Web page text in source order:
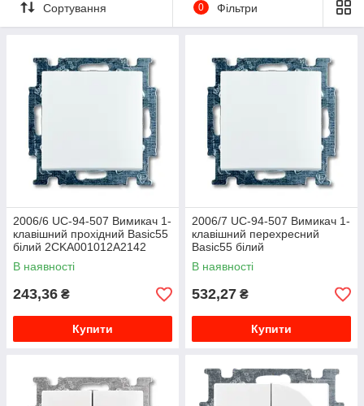
Сучасна серія розеток та вимикачів ABB Basic55,
має багатий функціонал та гарну якість.
Сортування 0 Фільтри
2006/6 UC-94-507 Вимикач 1-
клавішний прохідний Basic55
білий 2CKA001012A2142
В наявності
243,36 ₴
Купити
2006/7 UC-94-507 Вимикач 1-
клавішний перехресний
Basic55 білий
2CKA001012A2145
В наявності
532,27 ₴
Купити